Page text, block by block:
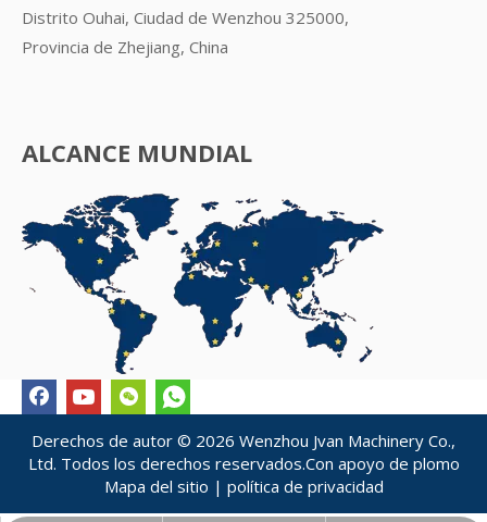
Distrito Ouhai, Ciudad de Wenzhou 325000,
Provincia de Zhejiang, China
ALCANCE MUNDIAL
Derechos de autor © 2026 Wenzhou Jvan Machinery Co.,
Ltd. Todos los derechos reservados.Con apoyo de plomo
Mapa del sitio | política de privacidad